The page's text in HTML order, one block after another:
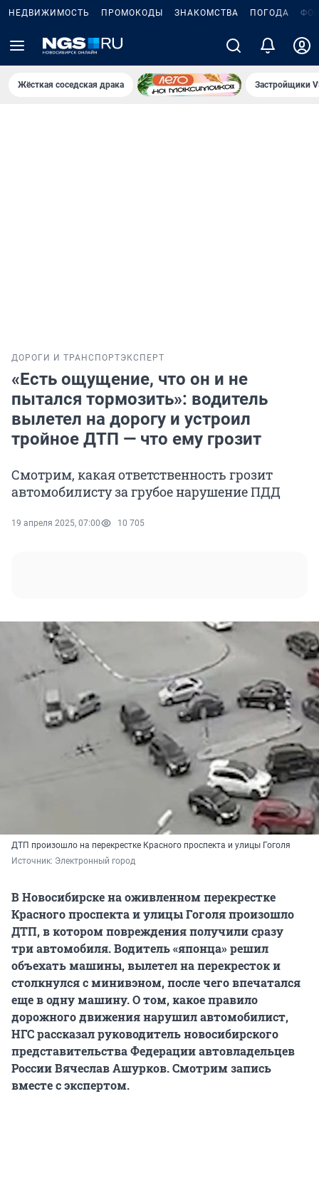
НЕДВИЖИМОСТЬ ПРОМОКОДЫ ЗНАКОМСТВА ПОГОДА
Жёсткая соседская драка Застройщики
ДОРОГИ И ТРАНСПОРТЭКСПЕРТ
«Есть ощущение, что он и не
пытался тормозить»: водитель
вылетел на дорогу и устроил
тройное ДТП — что ему грозит
Смотрим, какая ответственность грозит
автомобилисту за грубое нарушение ПДД
19 апреля 2025, 07:00 10 705
ДТП произошло на перекрестке Красного проспекта и улицы Гоголя
Источник: Электронный город
В Новосибирске на оживленном перекрестке
Красного проспекта и улицы Гоголя произошло
ДТП, в котором повреждения получили сразу
три автомобиля. Водитель «японца» решил
объехать машины, вылетел на перекресток и
столкнулся с минивэном, после чего впечатался
еще в одну машину. О том, какое правило
дорожного движения нарушил автомобилист,
НГС рассказал руководитель новосибирского
представительства Федерации автовладельцев
России Вячеслав Ашурков. Смотрим запись
вместе с экспертом.